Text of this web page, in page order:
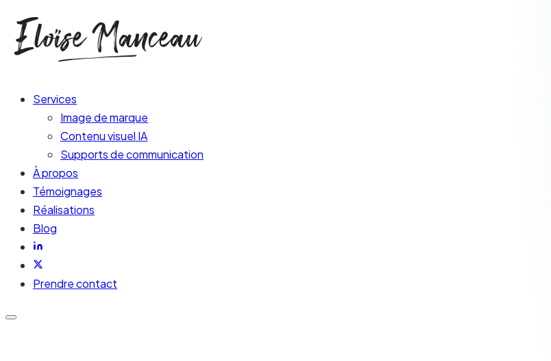
Services
Image de marque
Contenu visuel IA
Supports de communication
À propos
Témoignages
Réalisations
Blog
Prendre contact